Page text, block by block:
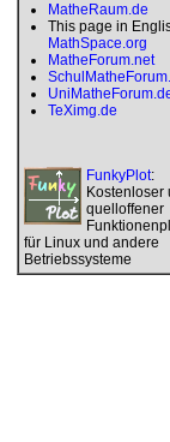
MatheRaum.de
This page in
MathSpace.org
MatheForum.net
TeXimg.de
FunkyPlot:
Kostenloser
quelloffener
für Linux und andere
Betriebssysteme